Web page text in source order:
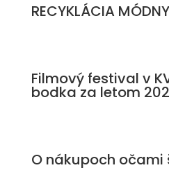
RECYKLÁCIA
Filmový festival v
bodka za letom
O nákupoch očami